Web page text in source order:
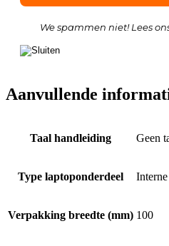
We spammen niet! Lees
Aanvullende
Taal handleiding Geen
Type laptoponderdeel
Verpakking breedte (mm) 100